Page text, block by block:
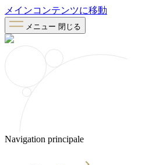
メインコンテンツに移動
メニュー 閉じる
Navigation principale